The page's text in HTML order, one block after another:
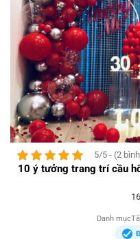
5/5 - (2
10 ý tưởng trang trí cầu
Danh